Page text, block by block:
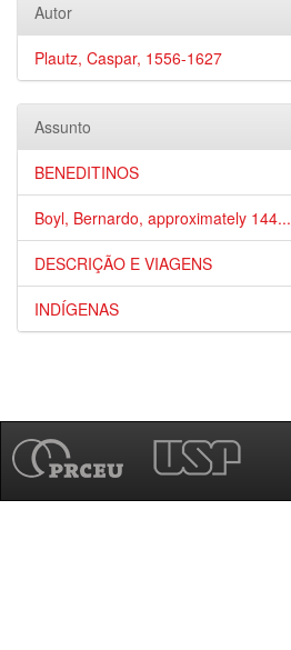
Autor
Plautz, Caspar, 1556-1627
Assunto
BENEDITINOS
Boyl, Bernardo, approximately 144...
DESCRIÇÃO E VIAGENS
INDÍGENAS